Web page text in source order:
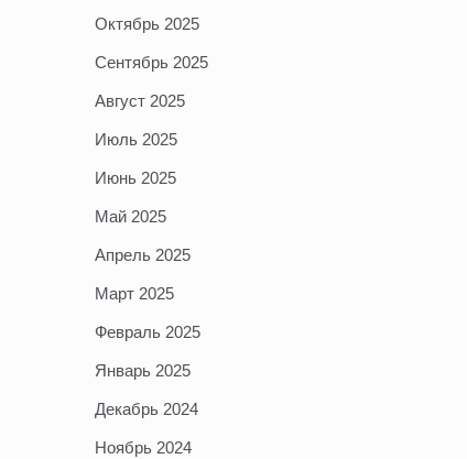
Октябрь 2025
Сентябрь 2025
Август 2025
Июль 2025
Июнь 2025
Май 2025
Апрель 2025
Март 2025
Февраль 2025
Январь 2025
Декабрь 2024
Ноябрь 2024